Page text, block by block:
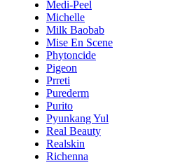
Medi-Peel
Michelle
Milk Baobab
Mise En Scene
Phytoncide
Pigeon
Prreti
Purederm
Purito
Pyunkang Yul
Real Beauty
Realskin
Richenna